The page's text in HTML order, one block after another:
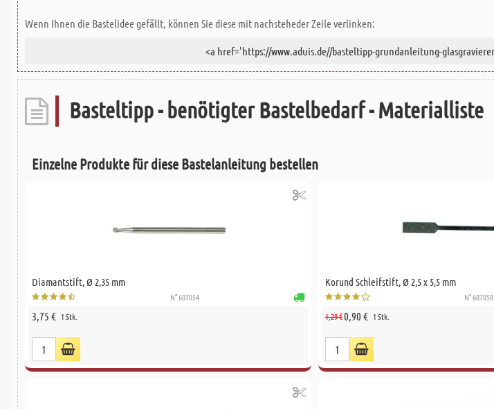
Wenn Ihnen die Bastelidee gefällt, können Sie diese mit nachsteheder Zeile verlinken:
Basteltipp - benötigter Bastelbedarf - Materialliste
Einzelne Produkte für diese Bastelanleitung bestellen
Diamantstift, Ø 2,35 mm
N° 607054
3,75 € 1 Stk.
Korund Schleifstift, Ø 2,5 x 5,5 mm
N° 607058
1,29 €0,90 € 1 Stk.